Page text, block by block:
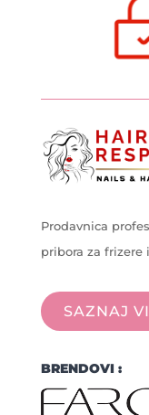
Prodavnica
pribora za frizere
SAZNAJ
BRENDOVI :